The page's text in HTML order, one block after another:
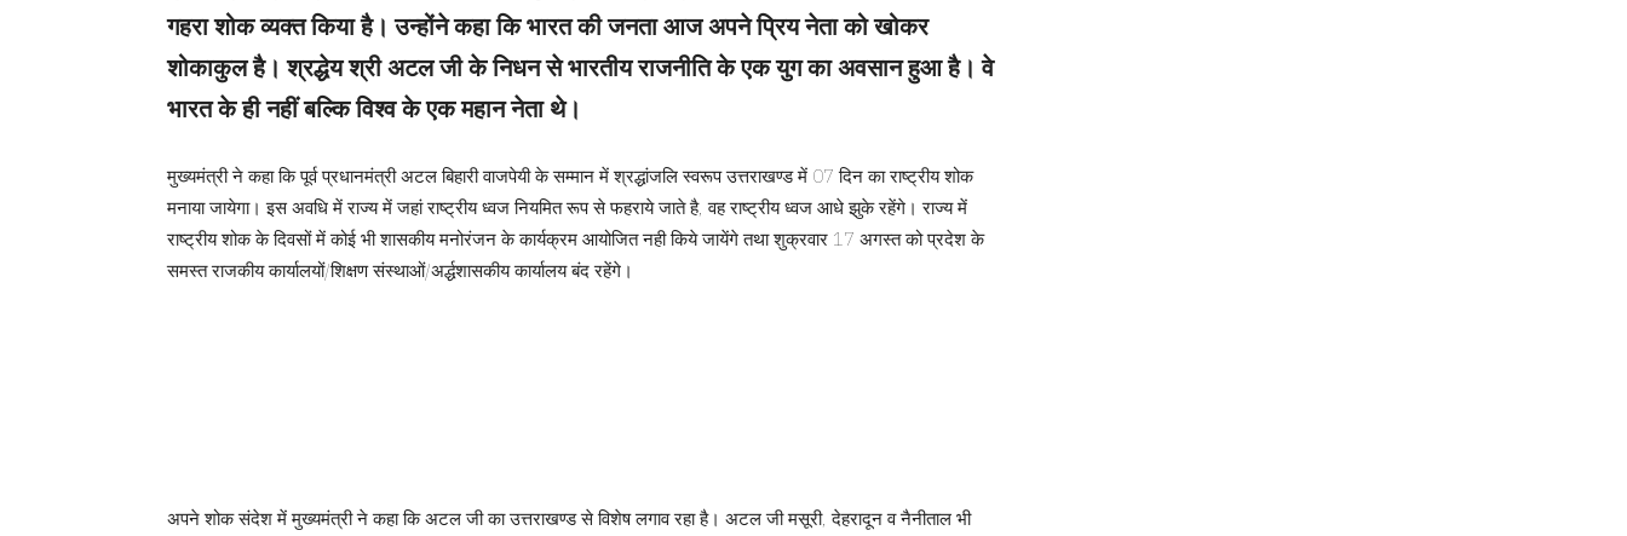
गहरा शोक व्यक्त किया है। उन्होंने कहा कि भारत की जनता आज अपने प्रिय नेता को खोकर
शोकाकुल है। श्रद्धेय श्री अटल जी के निधन से भारतीय राजनीति के एक युग का अवसान हुआ है। वे
भारत के ही नहीं बल्कि विश्व के एक महान नेता थे।
मुख्यमंत्री ने कहा कि पूर्व प्रधानमंत्री अटल बिहारी वाजपेयी के सम्मान में श्रद्धांजलि स्वरूप उत्तराखण्ड में 07 दिन का राष्ट्रीय शोक
मनाया जायेगा। इस अवधि में राज्य में जहां राष्ट्रीय ध्वज नियमित रूप से फहराये जाते है, वह राष्ट्रीय ध्वज आधे झुके रहेंगे। राज्य में
राष्ट्रीय शोक के दिवसों में कोई भी शासकीय मनोरंजन के कार्यक्रम आयोजित नही किये जायेंगे तथा शुक्रवार 17 अगस्त को प्रदेश के
समस्त राजकीय कार्यालयों/शिक्षण संस्थाओं/अर्द्धशासकीय कार्यालय बंद रहेंगे।
अपने शोक संदेश में मुख्यमंत्री ने कहा कि अटल जी का उत्तराखण्ड से विशेष लगाव रहा है। अटल जी मसूरी, देहरादून व नैनीताल भी